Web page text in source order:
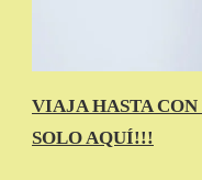
VIAJA HASTA CON
SOLO AQUÍ!!!